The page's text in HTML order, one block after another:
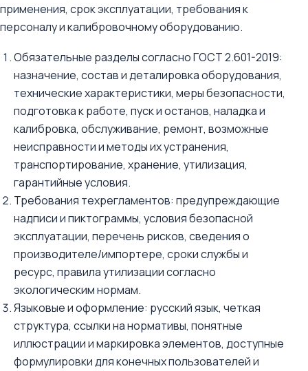
применения, срок эксплуатации, требования к
персоналу и калибровочному оборудованию.
Обязательные разделы согласно ГОСТ 2.601-2019:
назначение, состав и деталировка оборудования,
технические характеристики, меры безопасности,
подготовка к работе, пуск и останов, наладка и
калибровка, обслуживание, ремонт, возможные
неисправности и методы их устранения,
транспортирование, хранение, утилизация,
гарантийные условия.
Требования техрегламентов: предупреждающие
надписи и пиктограммы, условия безопасной
эксплуатации, перечень рисков, сведения о
производителе/импортере, сроки службы и
ресурс, правила утилизации согласно
экологическим нормам.
Языковые и оформление: русский язык, четкая
структура, ссылки на нормативы, понятные
иллюстрации и маркировка элементов, доступные
формулировки для конечных пользователей и